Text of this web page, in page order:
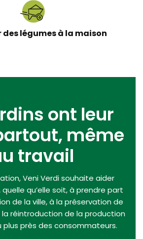
légumes à la maison
ont leur
même
travail
Veni Verdi souhaite aider
qu’elle soit, à prendre part
de la ville, à la préservation de
la réintroduction de la production
plus près des consommateurs.